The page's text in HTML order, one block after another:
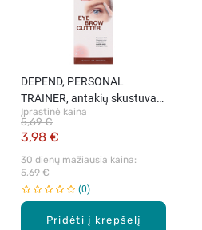
Pridėti į krepšelį
DEPEND, PERSONAL
TRAINER, antakių skustuvas,
2 vnt.
Įprastinė kaina
3,98 €
5,69 €
30 dienų mažiausia kaina:
5,69 €
0